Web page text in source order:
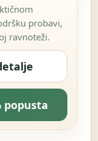
probavi,
ravnoteži.
popusta